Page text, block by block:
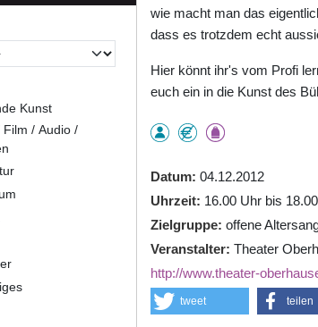
Kunst
Film / Audio /
wie macht man das
dass es trotzdem echt
Hier könnt ihr's vom Profi
euch ein in die Kunst des
Datum 04.12.2012
Uhrzeit
16.00 Uhr bis
Zielgruppe offene
Veranstalter Theater
http://www.theater-
tweet teilen